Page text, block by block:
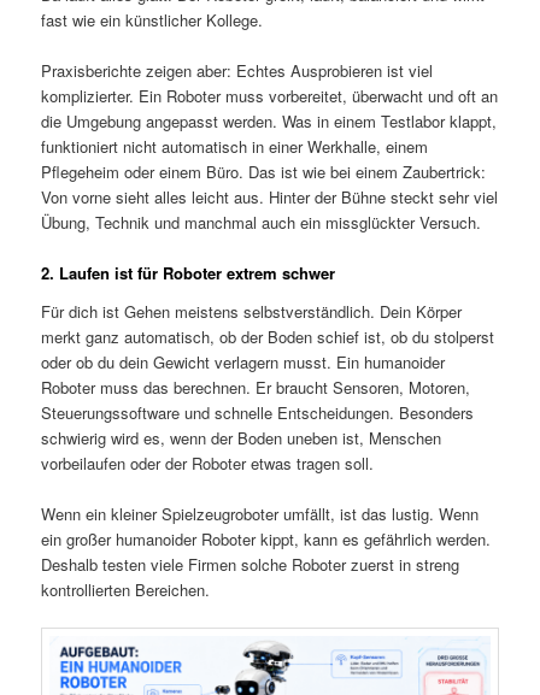
fast wie ein künstlicher Kollege.
Praxisberichte zeigen aber: Echtes Ausprobieren ist viel
komplizierter. Ein Roboter muss vorbereitet, überwacht und oft an
die Umgebung angepasst werden. Was in einem Testlabor klappt,
funktioniert nicht automatisch in einer Werkhalle, einem
Pflegeheim oder einem Büro. Das ist wie bei einem Zaubertrick:
Von vorne sieht alles leicht aus. Hinter der Bühne steckt sehr viel
Übung, Technik und manchmal auch ein missglückter Versuch.
2. Laufen ist für Roboter extrem schwer
Für dich ist Gehen meistens selbstverständlich. Dein Körper
merkt ganz automatisch, ob der Boden schief ist, ob du stolperst
oder ob du dein Gewicht verlagern musst. Ein humanoider
Roboter muss das berechnen. Er braucht Sensoren, Motoren,
Steuerungssoftware und schnelle Entscheidungen. Besonders
schwierig wird es, wenn der Boden uneben ist, Menschen
vorbeilaufen oder der Roboter etwas tragen soll.
Wenn ein kleiner Spielzeugroboter umfällt, ist das lustig. Wenn
ein großer humanoider Roboter kippt, kann es gefährlich werden.
Deshalb testen viele Firmen solche Roboter zuerst in streng
kontrollierten Bereichen.